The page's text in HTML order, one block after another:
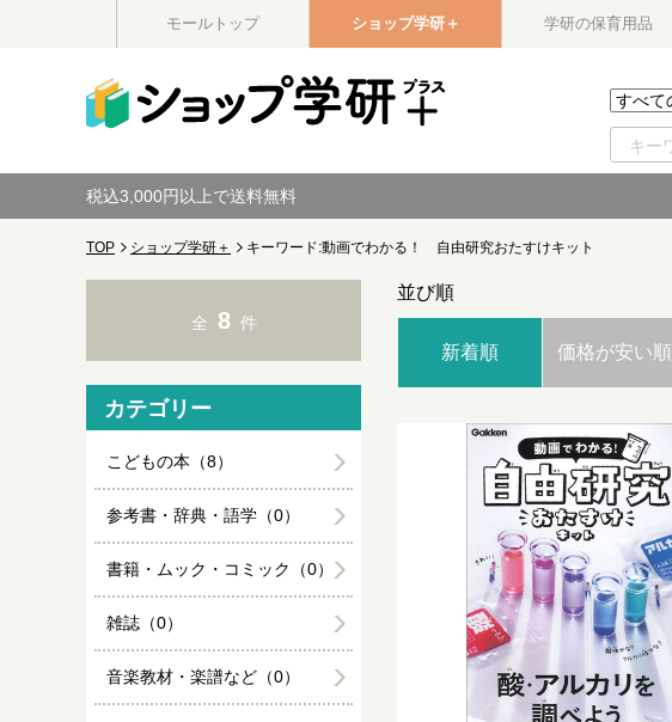
モールトップ ショップ学研＋ 学研の保育用品
税込3,000円以上で送料無料
TOP ショップ学研＋ キーワード:動画でわかる！ 自由研究おたすけキット
並び順
新着順 価格が安い順
全 8 件
カテゴリー
こどもの本（8）
参考書・辞典・語学（0）
書籍・ムック・コミック（0）
雑誌（0）
音楽教材・楽譜など（0）